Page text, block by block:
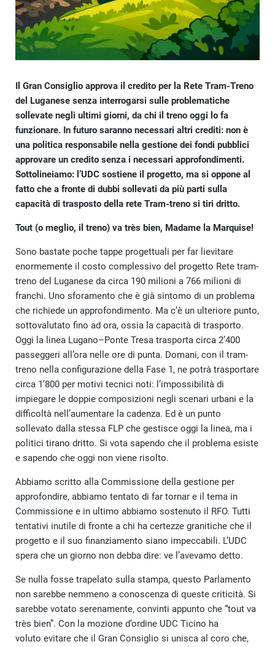
Il Gran Consiglio approva il credito per la Rete Tram-Treno
del Luganese senza interrogarsi sulle problematiche
sollevate negli ultimi giorni, da chi il treno oggi lo fa
funzionare. In futuro saranno necessari altri crediti: non è
una politica responsabile nella gestione dei fondi pubblici
approvare un credito senza i necessari approfondimenti.
Sottolineiamo: l’UDC sostiene il progetto, ma si oppone al
fatto che a fronte di dubbi sollevati da più parti sulla
capacità di trasposto della rete Tram-treno si tiri dritto.
Tout (o meglio, il treno) va très bien, Madame la Marquise!
Sono bastate poche tappe progettuali per far lievitare
enormemente il costo complessivo del progetto Rete tram-
treno del Luganese da circa 190 milioni a 766 milioni di
franchi. Uno sforamento che è già sintomo di un problema
che richiede un approfondimento. Ma c’è un ulteriore punto,
sottovalutato fino ad ora, ossia la capacità di trasporto.
Oggi la linea Lugano–Ponte Tresa trasporta circa 2’400
passeggeri all’ora nelle ore di punta. Domani, con il tram-
treno nella configurazione della Fase 1, ne potrà trasportare
circa 1’800 per motivi tecnici noti: l’impossibilità di
impiegare le doppie composizioni negli scenari urbani e la
difficoltà nell’aumentare la cadenza. Ed è un punto
sollevato dalla stessa FLP che gestisce oggi la linea, ma i
politici tirano dritto. Si vota sapendo che il problema esiste
e sapendo che oggi non viene risolto.
Abbiamo scritto alla Commissione della gestione per
approfondire, abbiamo tentato di far tornar e il tema in
Commissione e in ultimo abbiamo sostenuto il RFO. Tutti
tentativi inutile di fronte a chi ha certezze granitiche che il
progetto e il suo finanziamento siano impeccabili. L’UDC
spera che un giorno non debba dire: ve l’avevamo detto.
Se nulla fosse trapelato sulla stampa, questo Parlamento
non sarebbe nemmeno a conoscenza di queste criticità. Si
sarebbe votato serenamente, convinti appunto che “tout va
très bien”. Con la mozione d’ordine UDC Ticino ha
voluto evitare che il Gran Consiglio si unisca al coro che,